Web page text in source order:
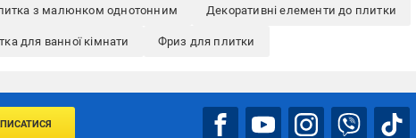
з малюнком однотонним Декоративні елементи до плитки
для ванної кімнати Фриз для плитки